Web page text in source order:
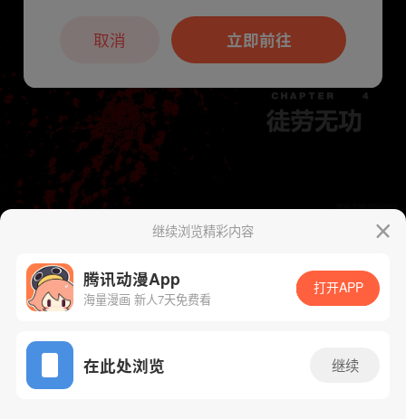
App免费看
下一话 腾漫App免费看
继续浏览精彩内容
腾讯动漫App
海量漫画 新人7天免费看
打开APP
在此处浏览 继续
本章节仅支持App阅读，可打开App新用
户7天免费看立即前往
取消